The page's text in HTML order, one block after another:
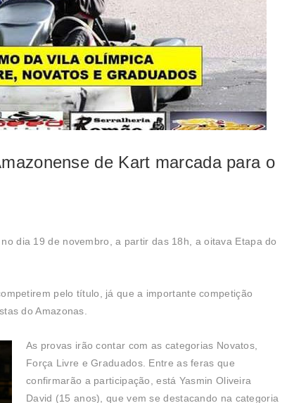
de Kart marcada para o
dia 19 de novembro, a partir das 18h, a oitava Etapa do
pelo título, já que a importante competição
do Amazonas.
As provas irão contar com as categorias Novatos,
Força Livre e Graduados. Entre as feras que
confirmarão a participação, está Yasmin Oliveira
David (15 anos), que vem se destacando na categoria